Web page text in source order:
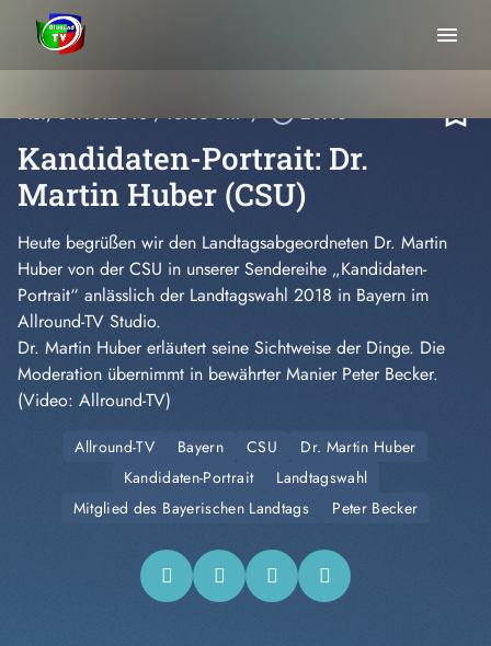
menu
Mo., 01.10.2018, 18:33 Uhr / play_circle_outline20:10 bookmark_border
Kandidaten-Portrait: Dr.
Martin Huber (CSU)
Heute begrüßen wir den Landtagsabgeordneten Dr. Martin
Huber von der CSU in unserer Sendereihe „Kandidaten-
Portrait“ anlässlich der Landtagswahl 2018 in Bayern im
Allround-TV Studio.
Dr. Martin Huber erläutert seine Sichtweise der Dinge. Die
Moderation übernimmt in bewährter Manier Peter Becker.
(Video: Allround-TV)
Allround-TV Bayern CSU
Dr. Martin Huber
Kandidaten-Portrait
Landtagswahl
Mitglied des Bayerischen Landtags
Peter Becker